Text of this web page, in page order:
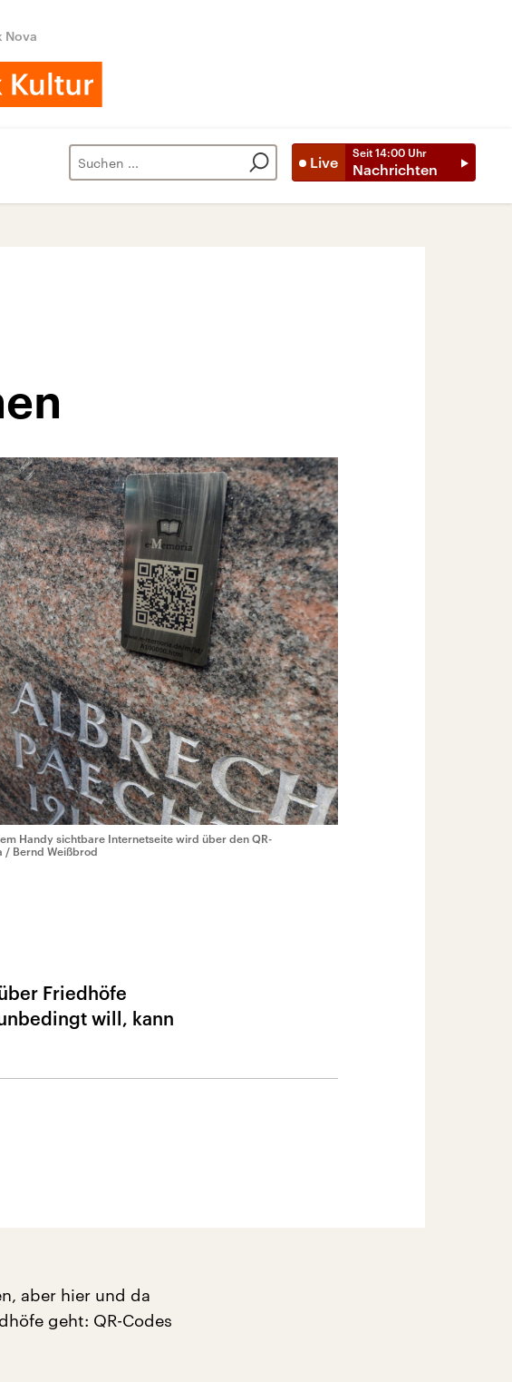
Nova
Live
Seit 14:00 Uhr
Nachrichten
Handy sichtbare Internetseite wird über den QR-
Bernd Weißbrod
Friedhöfe
will, kann
aber hier und da
geht: QR-Codes